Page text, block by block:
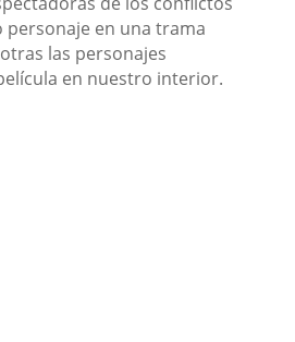
en una trama
las personajes
en nuestro interior.